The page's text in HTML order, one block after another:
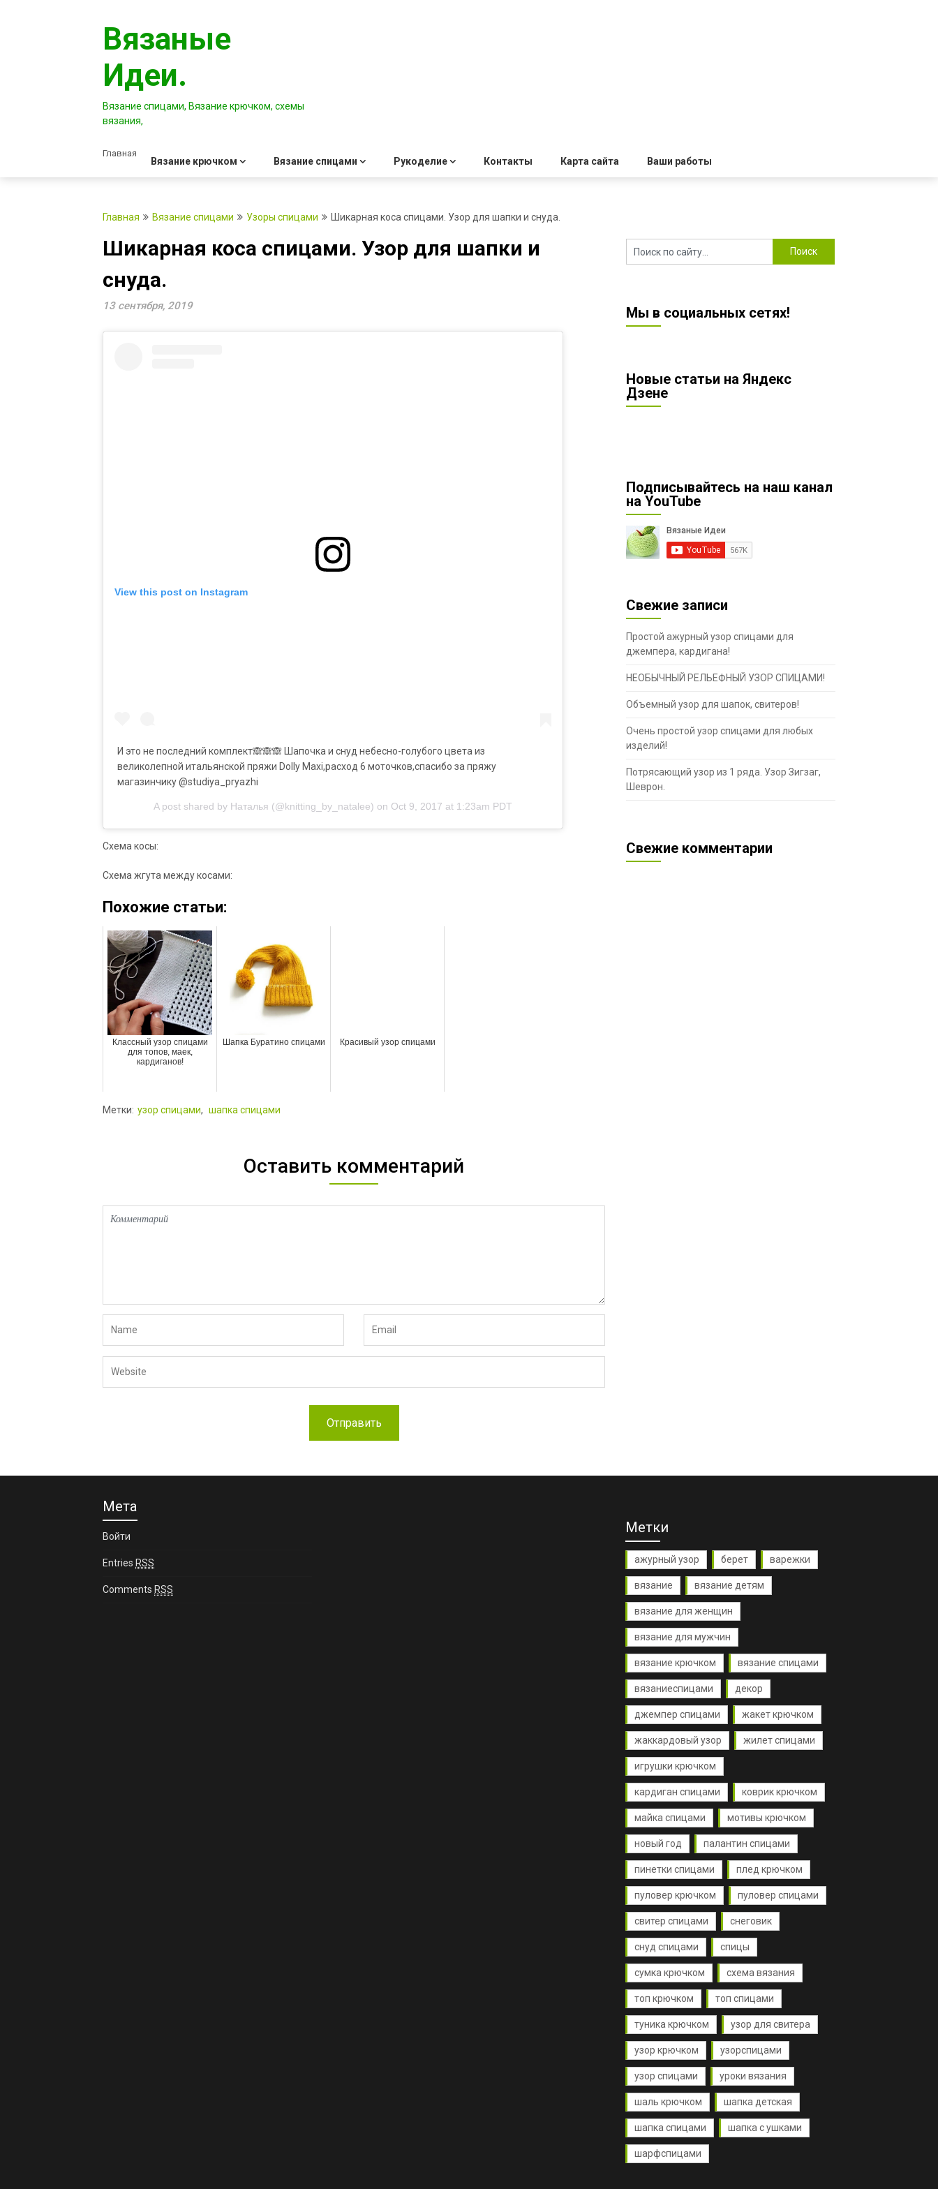
Вязаные
Идеи.
Вязание спицами, Вязание крючком, схемы
вязания,
Главная
Вязание крючком Вязание спицами Рукоделие Контакты Карта сайта Ваши работы
Главная Вязание спицами Узоры спицами Шикарная коса спицами. Узор для шапки и снуда.
Шикарная коса спицами. Узор для шапки и
снуда.
13 сентября, 2019
View this post on Instagram
И это не последний комплект🙈🙈🙈 Шапочка и снуд небесно-голубого цвета из
великолепной итальянской пряжи Dolly Maxi,расход 6 моточков,спасибо за пряжу
магазинчику @studiya_pryazhi
A post shared by Наталья (@knitting_by_natalee) on Oct 9, 2017 at 1:23am PDT
Схема косы:
Схема жгута между косами:
Похожие статьи:
Классный узор спицами
для топов, маек,
кардиганов!
Шапка Буратино спицами Красивый узор спицами
Метки: узор спицами, шапка спицами
Оставить комментарий
Мы в социальных сетях!
Новые статьи на Яндекс
Дзене
Подписывайтесь на наш канал
на YouTube
Свежие записи
Простой ажурный узор спицами для
джемпера, кардигана!
НЕОБЫЧНЫЙ РЕЛЬЕФНЫЙ УЗОР СПИЦАМИ!
Объемный узор для шапок, свитеров!
Очень простой узор спицами для любых
изделий!
Потрясающий узор из 1 ряда. Узор Зигзаг,
Шеврон.
Свежие комментарии
Мета
Войти
Entries RSS
Comments RSS
Метки
ажурный узор берет варежки
вязание вязание детям
вязание для женщин
вязание для мужчин
вязание крючком вязание спицами
вязаниеспицами декор
джемпер спицами жакет крючком
жаккардовый узор жилет спицами
игрушки крючком
кардиган спицами коврик крючком
майка спицами мотивы крючком
новый год палантин спицами
пинетки спицами плед крючком
пуловер крючком пуловер спицами
свитер спицами снеговик
снуд спицами спицы
сумка крючком схема вязания
топ крючком топ спицами
туника крючком узор для свитера
узор крючком узорспицами
узор спицами уроки вязания
шаль крючком шапка детская
шапка спицами шапка с ушками
шарфспицами